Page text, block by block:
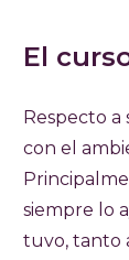
El
Respecto a
con el
siempre lo
tuvo, tanto